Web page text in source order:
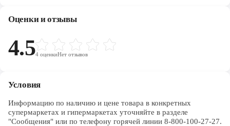
Оценки и отзывы
4.54 оценкиНет отзывов
Условия
Информацию по наличию и цене товара в конкретных
супермаркетах и гипермаркетах уточняйте в разделе
"Сообщения" или по телефону горячей линии 8-800-100-27-27.